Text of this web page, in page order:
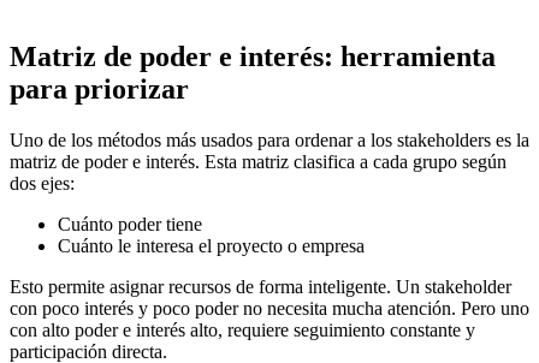
Matriz de poder e interés: herramienta
para priorizar
Uno de los métodos más usados para ordenar a los stakeholders es la
matriz de poder e interés. Esta matriz clasifica a cada grupo según
dos ejes:
Cuánto poder tiene
Cuánto le interesa el proyecto o empresa
Esto permite asignar recursos de forma inteligente. Un stakeholder
con poco interés y poco poder no necesita mucha atención. Pero uno
con alto poder e interés alto, requiere seguimiento constante y
participación directa.